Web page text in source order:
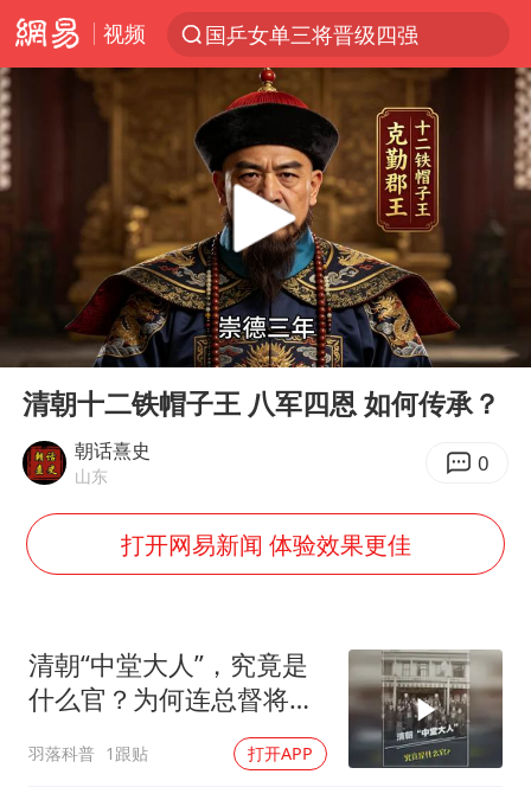
视频
国乒女单三将晋级四强
光影经济撬动暑期消费新蓝海
情侣平潭拍日出坠崖1死1伤
白海豚将正面袭击贯穿浙江
央视新主播李秋莹孙亚鹏亮相
酒店花洒现排泄物住客索赔遭拒
杭州全市有序停课
36岁男演员成景区NPC后人气爆棚
全民健身事业高质量发展
Play
00:00 06:44
清朝十二铁帽子王 八军四恩 如何传承？
朝话熹史
山东 0
打开网易新闻 体验效果更佳
清朝“中堂大人”，究竟是
什么官？为何连总督将军
羽落科普 1跟贴 打开APP